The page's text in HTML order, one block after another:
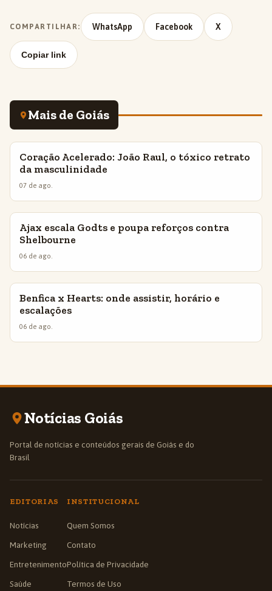
COMPARTILHAR: WhatsApp Facebook X
Copiar link
Mais de Goiás
INSIGHTS
Coração Acelerado: João Raul, o tóxico retrato
da masculinidade
07 de ago.
INSIGHTS
Ajax escala Godts e poupa reforços contra
Shelbourne
06 de ago.
INSIGHTS
Benfica x Hearts: onde assistir, horário e
escalações
06 de ago.
Notícias Goiás
Portal de notícias e conteúdos gerais de Goiás e do
Brasil
EDITORIAS
Notícias
Marketing
Entretenimento
Saúde
INSTITUCIONAL
Quem Somos
Contato
Política de Privacidade
Termos de Uso